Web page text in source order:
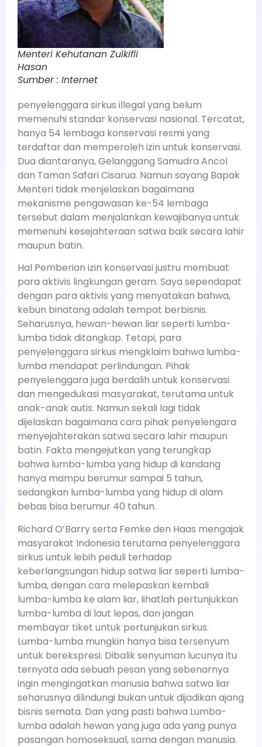
Menteri Kehutanan Zulkifli
Hasan
Sumber : Internet
penyelenggara sirkus illegal yang belum
memenuhi standar konservasi nasional. Tercatat,
hanya 54 lembaga konservasi resmi yang
terdaftar dan memperoleh izin untuk konservasi.
Dua diantaranya, Gelanggang Samudra Ancol
dan Taman Safari Cisarua. Namun sayang Bapak
Menteri tidak menjelaskan bagaimana
mekanisme pengawasan ke-54 lembaga
tersebut dalam menjalankan kewajibanya untuk
memenuhi kesejahteraan satwa baik secara lahir
maupun batin.
Hal Pemberian izin konservasi justru membuat
para aktivis lingkungan geram. Saya sependapat
dengan para aktivis yang menyatakan bahwa,
kebun binatang adalah tempat berbisnis.
Seharusnya, hewan-hewan liar seperti lumba-
lumba tidak ditangkap. Tetapi, para
penyelenggara sirkus mengklaim bahwa lumba-
lumba mendapat perlindungan. Pihak
penyelenggara juga berdalih untuk konservasi
dan mengedukasi masyarakat, terutama untuk
anak-anak autis. Namun sekali lagi tidak
dijelaskan bagaimana cara pihak penyelengara
menyejahterakan satwa secara lahir maupun
batin. Fakta mengejutkan yang terungkap
bahwa lumba-lumba yang hidup di kandang
hanya mampu berumur sampai 5 tahun,
sedangkan lumba-lumba yang hidup di alam
bebas bisa berumur 40 tahun.
Richard O’Barry serta Femke den Haas mengajak
masyarakat Indonesia terutama penyelenggara
sirkus untuk lebih peduli terhadap
keberlangsungan hidup satwa liar seperti lumba-
lumba, dengan cara melepaskan kembali
lumba-lumba ke alam liar, lihatlah pertunjukkan
lumba-lumba di laut lepas, dan jangan
membayar tiket untuk pertunjukan sirkus.
Lumba-lumba mungkin hanya bisa tersenyum
untuk berekspresi. Dibalik senyuman lucunya itu
ternyata ada sebuah pesan yang sebenarnya
ingin mengingatkan manusia bahwa satwa liar
seharusnya dilindungi bukan untuk dijadikan ajang
bisnis semata. Dan yang pasti bahwa Lumba-
lumba adalah hewan yang juga ada yang punya
pasangan homoseksual, sama dengan manusia.